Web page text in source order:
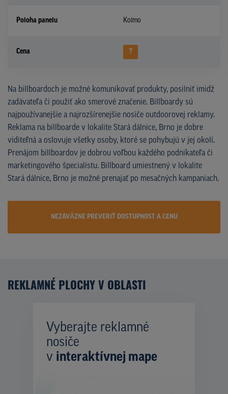
Poloha panelu Kolmo
Cena ?
Na billboardoch je možné komunikovať produkty, posilniť imidž
zadávateľa či použiť ako smerové značenie. Billboardy sú
najpoužívanejšie a najrozšírenejšie nosiče outdoorovej reklamy.
Reklama na billboarde v lokalite Stará dálnice, Brno je dobre
viditeľná a oslovuje všetky osoby, ktoré se pohybujú v jej okolí.
Prenájom billboardov je dobrou voľbou každého podnikateľa či
marketingového špecialistu. Billboard umiestnený v lokalite
Stará dálnice, Brno je možné prenajať po mesačných kampaniach.
NEZÁVÄZNE PREVERIŤ DOSTUPNOST A CENU
REKLAMNÉ PLOCHY V OBLASTI
Vyberajte reklamné
nosiče
v interaktívnej mape